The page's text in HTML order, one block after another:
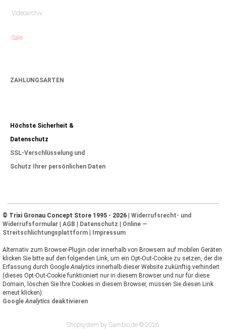
Videoarchiv
Sale
ZAHLUNGSARTEN
Höchste Sicherheit &
Datenschutz
SSL-Verschlüsselung und
Schutz Ihrer persönlichen Daten
© Trixi Gronau Concept Store 1995 - 2026 | Widerrufsrecht- und
Widerrufsformular | AGB | Datenschutz | Online —
Streitschlichtungsplattform | Impressum
Alternativ zum Browser-Plugin oder innerhalb von Browsern auf mobilen Geräten
klicken Sie bitte auf den folgenden Link, um ein Opt-Out-Cookie zu setzen, der die
Erfassung durch Google Analytics innerhalb dieser Website zukünftig verhindert
(dieses Opt-Out-Cookie funktioniert nur in diesem Browser und nur für diese
Domain, löschen Sie Ihre Cookies in diesem Browser, müssen Sie diesen Link
erneut klicken):
Google Analytics deaktivieren
Shopsystem by Gambio.de © 2026